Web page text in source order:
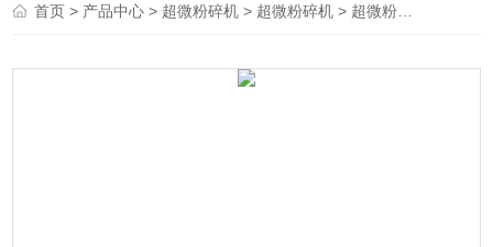
首页> 产品中心 > 超微粉碎机 > 超微粉碎机 > 超微粉碎机价格